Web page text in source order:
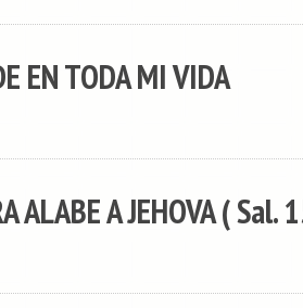
EN TODA MI VIDA
ALABE A JEHOVA ( Sal.